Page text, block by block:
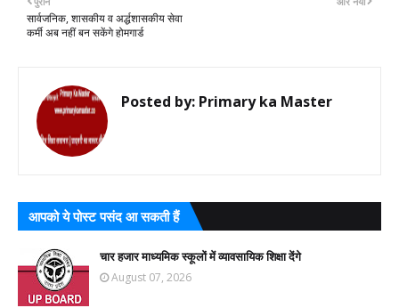
सार्वजनिक, शासकीय व अर्द्धशासकीय सेवा
कर्मी अब नहीं बन सकेंगे होमगार्ड
Posted by: Primary ka Master
आपको ये पोस्ट पसंद आ सकती हैं
चार हजार माध्यमिक स्कूलों में व्यावसायिक शिक्षा देंगे
August 07, 2026